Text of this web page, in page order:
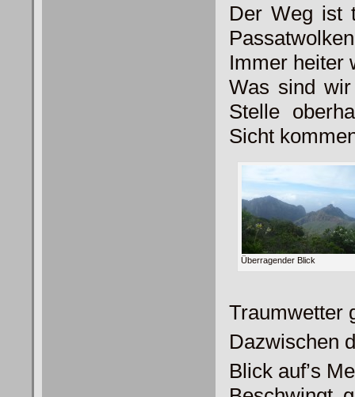
Der Weg ist
Immer heiter
Was sind
Stelle
Sicht
Überragender Blick
Traumwetter
Dazwischen
Blick auf’s